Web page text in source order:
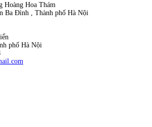
Hoàng Hoa Thám
Ba Đình , Thành phố Hà Nội
phố Hà Nội